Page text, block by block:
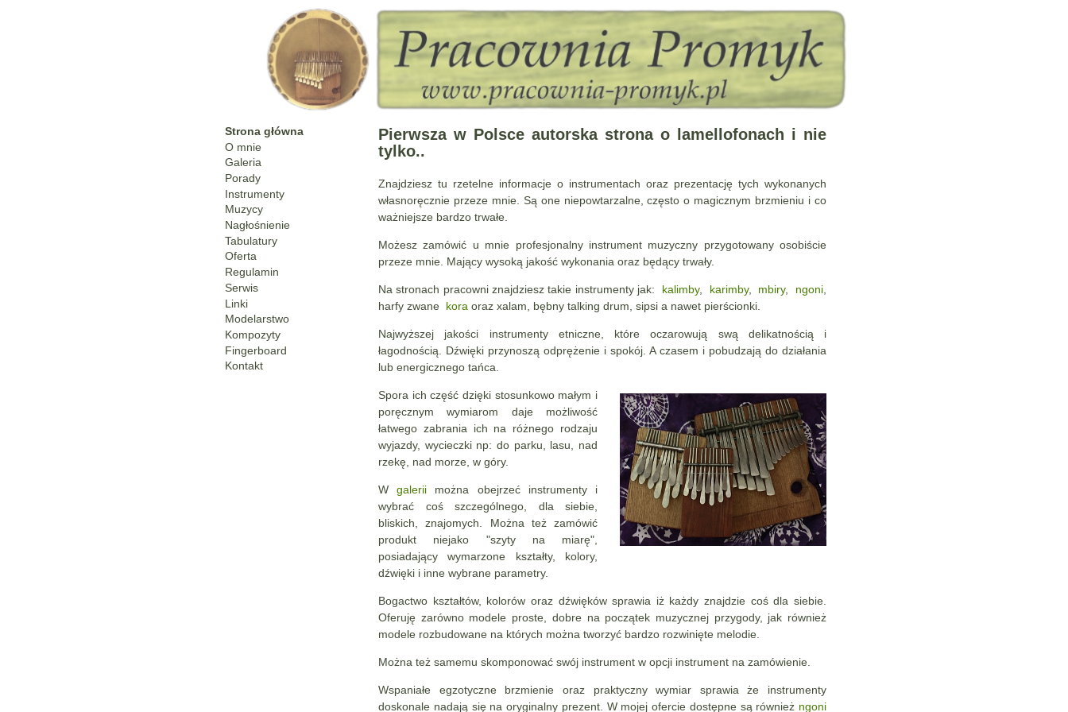
Strona główna
O mnie
Galeria
Porady
Instrumenty
Muzycy
Nagłośnienie
Tabulatury
Oferta
Regulamin
Serwis
Linki
Modelarstwo
Kompozyty
Fingerboard
Kontakt
Pierwsza w Polsce autorska strona o lamellofonach i nie
tylko..
Znajdziesz tu rzetelne informacje o instrumentach oraz prezentację tych wykonanych
własnoręcznie przeze mnie. Są one niepowtarzalne, często o magicznym brzmieniu i co
ważniejsze bardzo trwałe.
Możesz zamówić u mnie profesjonalny instrument muzyczny przygotowany osobiście
przeze mnie. Mający wysoką jakość wykonania oraz będący trwały.
Na stronach pracowni znajdziesz takie instrumenty jak: kalimby, karimby, mbiry, ngoni
harfy zwane kora oraz xalam, bębny talking drum, sipsi a nawet pierścionki.
Najwyższej jakości instrumenty etniczne, które oczarowują swą delikatnością i
łagodnością. Dźwięki przynoszą odprężenie i spokój. A czasem i pobudzają do działania
lub energicznego tańca.
Spora ich część dzięki stosunkowo małym i
poręcznym wymiarom daje możliwość
łatwego zabrania ich na różnego rodzaju
wyjazdy, wycieczki np: do parku, lasu, nad
rzekę, nad morze, w góry.
Wgalerii można obejrzeć instrumenty i
wybrać coś szczególnego, dla siebie,
bliskich, znajomych. Można też zamówić
produkt niejako "szyty na miarę",
posiadający wymarzone kształty, kolory,
dźwięki i inne wybrane parametry.
Bogactwo kształtów, kolorów oraz dźwięków sprawia iż każdy znajdzie coś dla siebie.
Oferuję zarówno modele proste, dobre na początek muzycznej przygody, jak również
modele rozbudowane na których można tworzyć bardzo rozwinięte melodie.
Można też samemu skomponować swój instrument w opcji instrument na zamówienie.
Wspaniałe egzotyczne brzmienie oraz praktyczny wymiar sprawia że instrumenty
doskonale nadają się na oryginalny prezent. W mojej ofercie dostępne są również ngoni